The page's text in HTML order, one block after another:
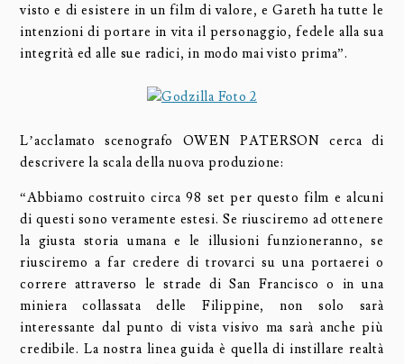
visto e di esistere in un film di valore, e Gareth ha tutte le
intenzioni di portare in vita il personaggio, fedele alla sua
integrità ed alle sue radici, in modo mai visto prima”.
L’acclamato scenografo OWEN PATERSON cerca di
descrivere la scala della nuova produzione:
“Abbiamo costruito circa 98 set per questo film e alcuni
di questi sono veramente estesi. Se riusciremo ad ottenere
la giusta storia umana e le illusioni funzioneranno, se
riusciremo a far credere di trovarci su una portaerei o
correre attraverso le strade di San Francisco o in una
miniera collassata delle Filippine, non solo sarà
interessante dal punto di vista visivo ma sarà anche più
credibile. La nostra linea guida è quella di instillare realtà